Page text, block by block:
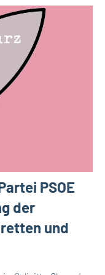
PSOE
der
und